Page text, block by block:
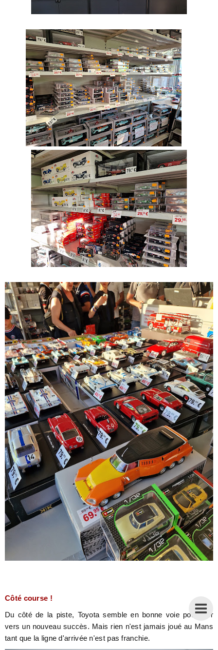
Côté course !
Du côté de la piste, Toyota semble en bonne voie pour filer
vers un nouveau succès. Mais rien n'est jamais joué au Mans
tant que la ligne d'arrivée n'est pas franchie.